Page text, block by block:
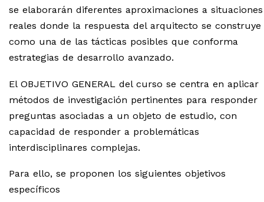
se elaborarán diferentes aproximaciones a situaciones
reales donde la respuesta del arquitecto se construye
como una de las tácticas posibles que conforma
estrategias de desarrollo avanzado.
El OBJETIVO GENERAL del curso se centra en aplicar
métodos de investigación pertinentes para responder
preguntas asociadas a un objeto de estudio, con
capacidad de responder a problemáticas
interdisciplinares complejas.
Para ello, se proponen los siguientes objetivos
específicos